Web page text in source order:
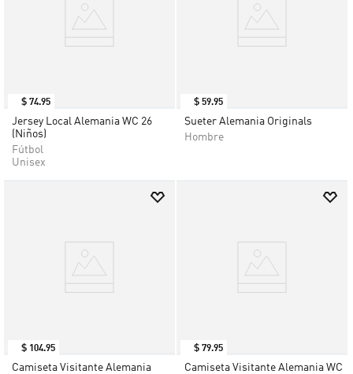
$ 74.95
Jersey Local Alemania WC 26
(Niños)
Fútbol
Unisex
$ 59.95
Sueter Alemania Originals
Hombre
$ 104.95
Camiseta Visitante Alemania
$ 79.95
Camiseta Visitante Alemania WC